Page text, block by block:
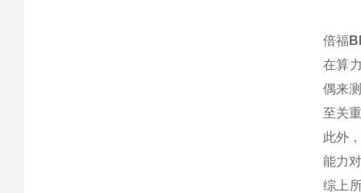
倍福
在算
偶来
至关
此外
能力
综上